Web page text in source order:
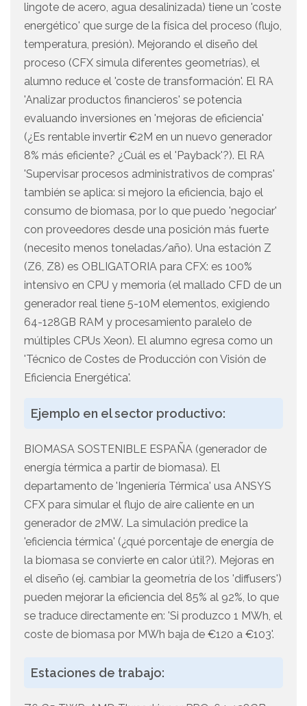
lingote de acero, agua desalinizada) tiene un 'coste
energético' que surge de la física del proceso (flujo,
temperatura, presión). Mejorando el diseño del
proceso (CFX simula diferentes geometrías), el
alumno reduce el 'coste de transformación'. El RA
'Analizar productos financieros' se potencia
evaluando inversiones en 'mejoras de eficiencia'
(¿Es rentable invertir €2M en un nuevo generador
8% más eficiente? ¿Cuál es el 'Payback'?). El RA
'Supervisar procesos administrativos de compras'
también se aplica: si mejoro la eficiencia, bajo el
consumo de biomasa, por lo que puedo 'negociar'
con proveedores desde una posición más fuerte
(necesito menos toneladas/año). Una estación Z
(Z6, Z8) es OBLIGATORIA para CFX: es 100%
intensivo en CPU y memoria (el mallado CFD de un
generador real tiene 5-10M elementos, exigiendo
64-128GB RAM y procesamiento paralelo de
múltiples CPUs Xeon). El alumno egresa como un
'Técnico de Costes de Producción con Visión de
Eficiencia Energética'.
Ejemplo en el sector productivo:
BIOMASA SOSTENIBLE ESPAÑA (generador de
energía térmica a partir de biomasa). El
departamento de 'Ingeniería Térmica' usa ANSYS
CFX para simular el flujo de aire caliente en un
generador de 2MW. La simulación predice la
'eficiencia térmica' (¿qué porcentaje de energía de
la biomasa se convierte en calor útil?). Mejoras en
el diseño (ej. cambiar la geometría de los 'diffusers')
pueden mejorar la eficiencia del 85% al 92%, lo que
se traduce directamente en: 'Si produzco 1 MWh, el
coste de biomasa por MWh baja de €120 a €103'.
Estaciones de trabajo: